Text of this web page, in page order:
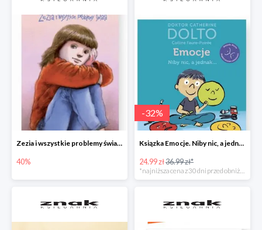
Zezia i wszystkie problemy świata
40%
-32%
Ksiązka Emocje. Niby nic, a jednak... -32%
24.99 zł36.99 zł*
*najniższa cena z 30 dni przed obniżką